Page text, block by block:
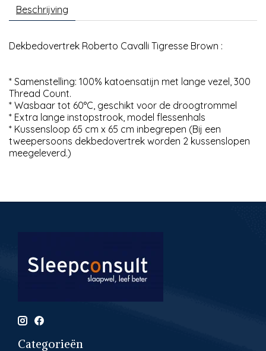
Beschrijving
Dekbedovertrek Roberto Cavalli Tigresse Brown :
* Samenstelling: 100% katoensatijn met lange vezel, 300
Thread Count.
* Wasbaar tot 60°C, geschikt voor de droogtrommel
* Extra lange instopstrook, model flessenhals
* Kussensloop 65 cm x 65 cm inbegrepen (Bij een
tweepersoons dekbedovertrek worden 2 kussenslopen
meegeleverd.)
Categorieën